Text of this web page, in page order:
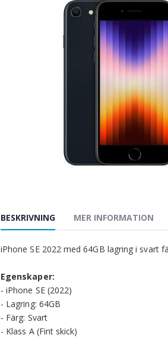
BESKRIVNING
iPhone SE 2022 med 64GB lagring i svart
Egenskaper:
- iPhone SE (2022)
- Lagring: 64GB
- Färg: Svart
- Klass A (Fint skick)
MER INFORMATION